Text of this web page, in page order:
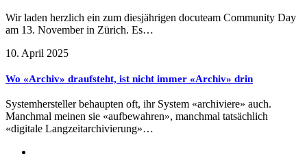
Wir laden herzlich ein zum diesjährigen docuteam Community Day
am 13. November in Zürich. Es…
10. April 2025
Wo «Archiv» draufsteht, ist nicht immer «Archiv» drin
Systemhersteller behaupten oft, ihr System «archiviere» auch.
Manchmal meinen sie «aufbewahren», manchmal tatsächlich
«digitale Langzeitarchivierung»…